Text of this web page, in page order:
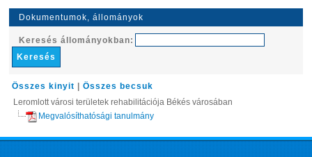
Dokumentumok, állományok
Keresés állományokban:
Összes kinyit |Összes becsuk
Leromlott városi területek rehabilitációja Békés városában
Megvalósíthatósági tanulmány